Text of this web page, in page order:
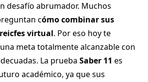
desafío abrumador. Muchos
cómo combinar sus
virtual. Por eso hoy te
meta totalmente alcanzable con
La prueba Saber 11 es
académico, ya que sus